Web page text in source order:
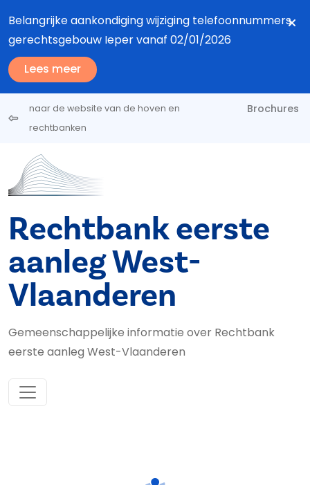
Belangrijke aankondiging wijziging telefoonnummers
gerechtsgebouw Ieper vanaf 02/01/2026
Lees meer
naar de website van de hoven en
rechtbanken
Brochures
Rechtbank eerste
aanleg West-
Vlaanderen
Gemeenschappelijke informatie over Rechtbank
eerste aanleg West-Vlaanderen